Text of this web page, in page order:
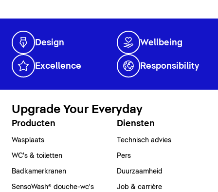
Design Wellbeing
Excellence Responsibility
Upgrade Your Everyday
Producten
Wasplaats
WC's & toiletten
Badkamerkranen
SensoWash® douche-wc's
Diensten
Technisch advies
Pers
Duurzaamheid
Job & carrière